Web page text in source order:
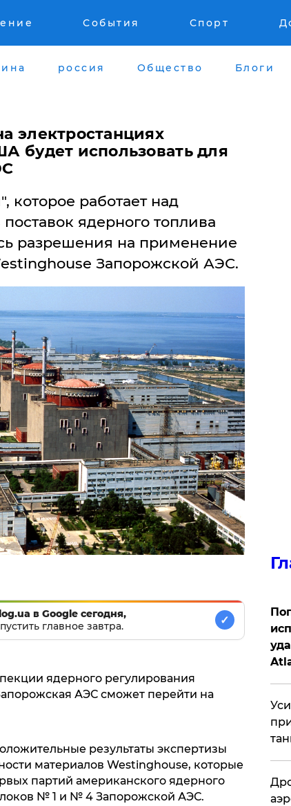
События Спорт
россия Общество Блоги
электростанциях
будет использовать для
которое работает над
ядерного топлива
разрешения на применение
Запорожской АЭС.
в Google сегодня,
главное завтра.
✓
ядерного регулирования
АЭС сможет перейти на
результаты экспертизы
материалов Westinghouse, которые
партий американского ядерного
№ 1 и № 4 Запорожской АЭС.